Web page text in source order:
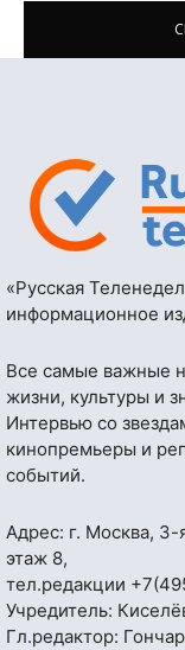
«Русская
информационное
Все самые важные
жизни, культуры и
Интервью со
кинопремьеры и
событий.
Адрес: г. Москва, 3-
этаж 8,
тел.редакции
Учредитель:
Гл.редактор: